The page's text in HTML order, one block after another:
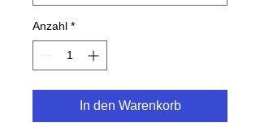
Anzahl *
In den Warenkorb